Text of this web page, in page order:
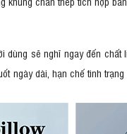
sẽ nghĩ ngay đến
ngày dài, hạn chế tình